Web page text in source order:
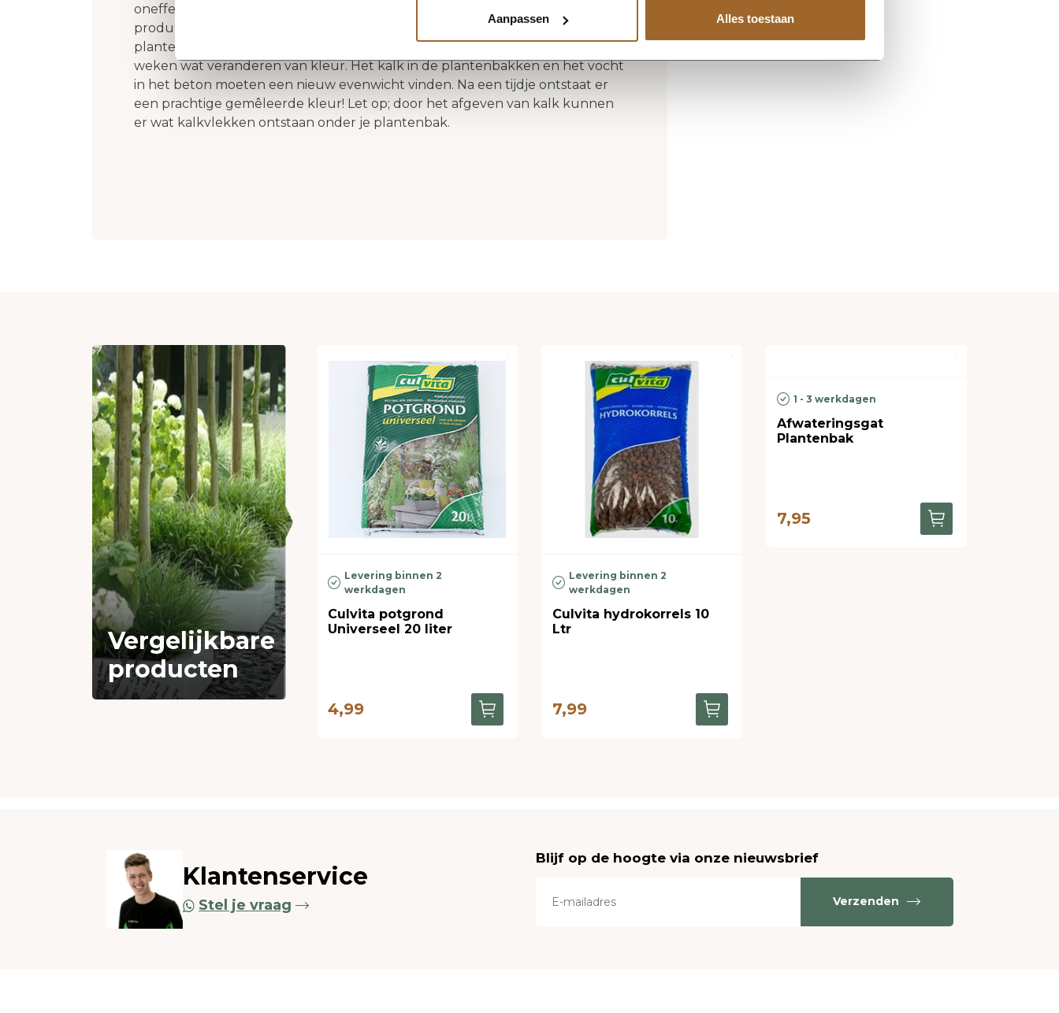
Aanpassen Alles toestaan
oneffenheden en kleurnuances. Dit is kenmerkend voor het materiaal en de
productiemethode van Kalif Design Plantenbakken. Wanneer de
plantenbakken in contact komen met de buitenlucht zullen ze in de eerste
weken wat veranderen van kleur. Het kalk in de plantenbakken en het vocht
in het beton moeten een nieuw evenwicht vinden. Na een tijdje ontstaat er
een prachtige gemêleerde kleur! Let op; door het afgeven van kalk kunnen
er wat kalkvlekken ontstaan onder je plantenbak.
Vergelijkbare
producten
Levering binnen 2
werkdagen
Culvita potgrond
Universeel 20 liter
4,99
Levering binnen 2
werkdagen
Culvita hydrokorrels 10
Ltr
7,99
1 - 3 werkdagen
Afwateringsgat
Plantenbak
7,95
Klantenservice
Stel je vraag
Blijf op de hoogte via onze nieuwsbrief
Verzenden